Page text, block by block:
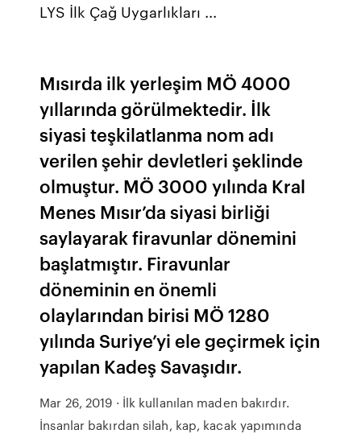
LYS İlk Çağ Uygarlıkları ...
Mısırda ilk yerleşim MÖ 4000
yıllarında görülmektedir. İlk
siyasi teşkilatlanma nom adı
verilen şehir devletleri şeklinde
olmuştur. MÖ 3000 yılında Kral
Menes Mısır’da siyasi birliği
saylayarak firavunlar dönemini
başlatmıştır. Firavunlar
döneminin en önemli
olaylarından birisi MÖ 1280
yılında Suriye’yi ele geçirmek için
yapılan Kadeş Savaşıdır.
Mar 26, 2019 · İlk kullanılan maden bakırdır.
İnsanlar bakırdan silah, kap, kacak yapımında